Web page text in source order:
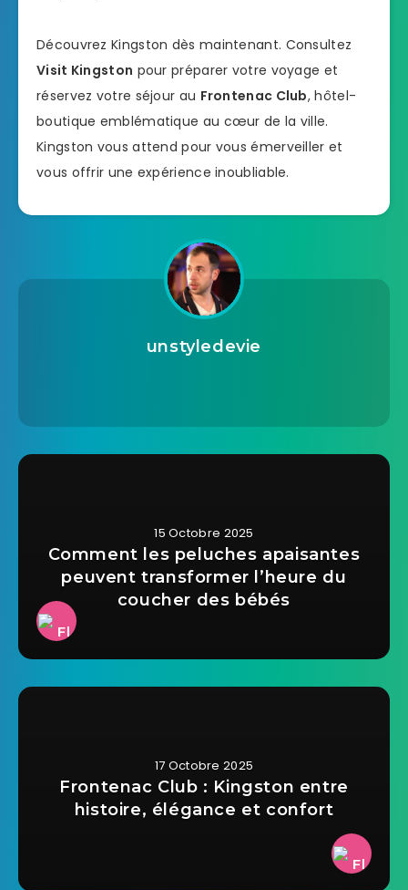
Découvrez Kingston dès maintenant. Consultez
Visit Kingston pour préparer votre voyage et
réservez votre séjour au Frontenac Club, hôtel-
boutique emblématique au cœur de la ville.
Kingston vous attend pour vous émerveiller et
vous offrir une expérience inoubliable.
unstyledevie
15 Octobre 2025
Comment les peluches apaisantes
peuvent transformer l’heure du
coucher des bébés
17 Octobre 2025
Frontenac Club : Kingston entre
histoire, élégance et confort